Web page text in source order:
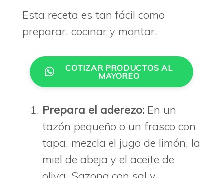
Esta receta es tan fácil como
preparar, cocinar y montar.
COTIZAR PRODUCTOS AL
MAYOREO
Prepara el aderezo: En un
tazón pequeño o un frasco con
tapa, mezcla el jugo de limón, la
miel de abeja y el aceite de